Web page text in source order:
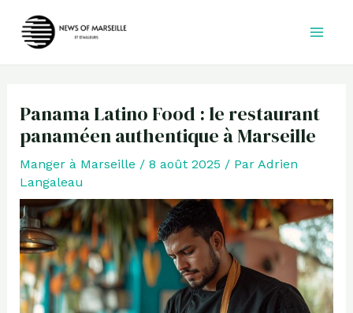
Panama Latino Food : le restaurant
panaméen authentique à Marseille
Manger à Marseille / 8 août 2025 / Par Adrien
Langaleau